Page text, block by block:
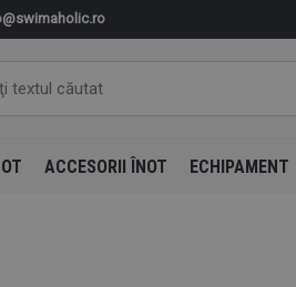
ACCESORII ÎNOT ECHIPAMENT